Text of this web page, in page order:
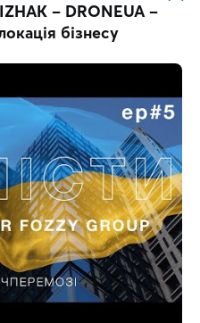
– DRONЕUA –
бізнесу